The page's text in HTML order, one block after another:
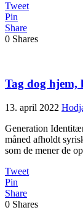
Tweet
Pin
Share
0 Shares
Tag dog hjem,
13. april 2022
Generation
måned afholdt
som de mener de
Tweet
Pin
Share
0 Shares